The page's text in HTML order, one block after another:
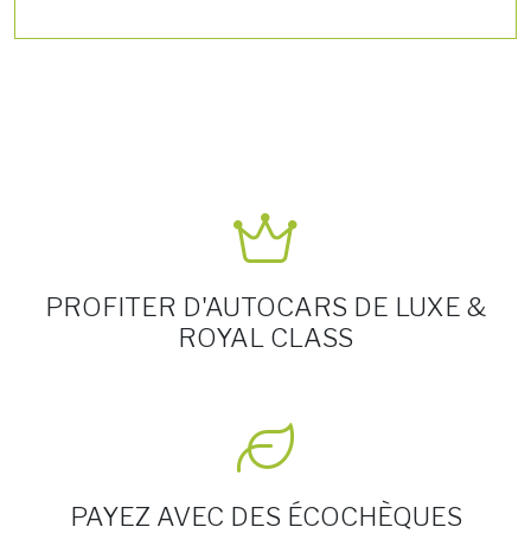
PROFITER D'AUTOCARS DE LUXE &
ROYAL CLASS
PAYEZ AVEC DES ÉCOCHÈQUES